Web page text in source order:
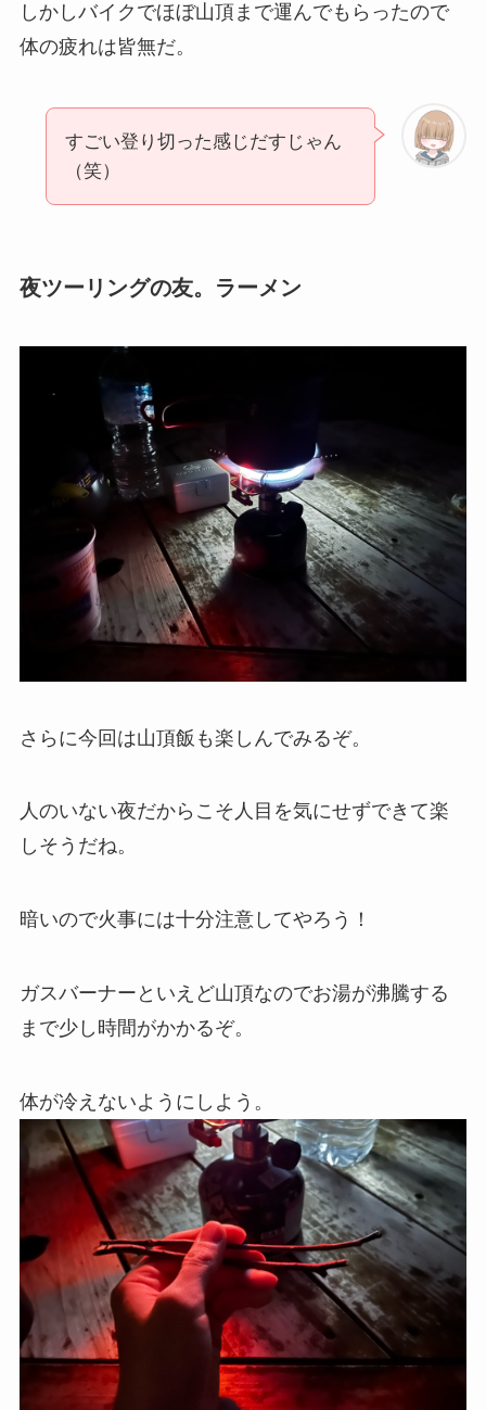
しかしバイクでほぼ山頂まで運んでもらったので
体の疲れは皆無だ。
すごい登り切った感じだすじゃん
（笑）
夜ツーリングの友。ラーメン
さらに今回は山頂飯も楽しんでみるぞ。
人のいない夜だからこそ人目を気にせずできて楽
しそうだね。
暗いので火事には十分注意してやろう！
ガスバーナーといえど山頂なのでお湯が沸騰する
まで少し時間がかかるぞ。
体が冷えないようにしよう。